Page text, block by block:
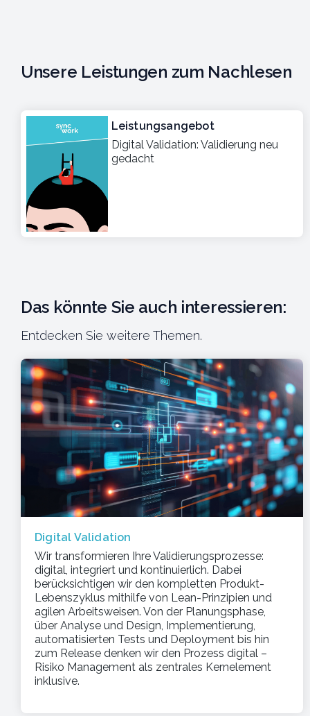
Unsere Leistungen zum Nachlesen
Leistungsangebot
Digital Validation: Validierung neu
gedacht
Das könnte Sie auch interessieren:
Entdecken Sie weitere Themen.
Digital Validation
Wir transformieren Ihre Validierungsprozesse:
digital, integriert und kontinuierlich. Dabei
berücksichtigen wir den kompletten Produkt-
Lebenszyklus mithilfe von Lean-Prinzipien und
agilen Arbeitsweisen. Von der Planungsphase,
über Analyse und Design, Implementierung,
automatisierten Tests und Deployment bis hin
zum Release denken wir den Prozess digital –
Risiko Management als zentrales Kernelement
inklusive.